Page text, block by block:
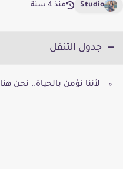
Studio منذ 4 سنة
جدول التنقل
لأننا نؤمن بالحياة.. نحن هنا